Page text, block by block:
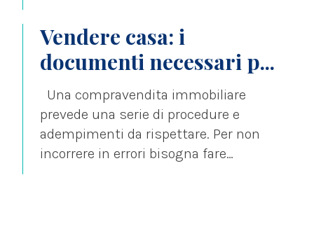
Vendere casa: i
documenti necessari p...
Una compravendita immobiliare
prevede una serie di procedure e
adempimenti da rispettare. Per non
incorrere in errori bisogna fare